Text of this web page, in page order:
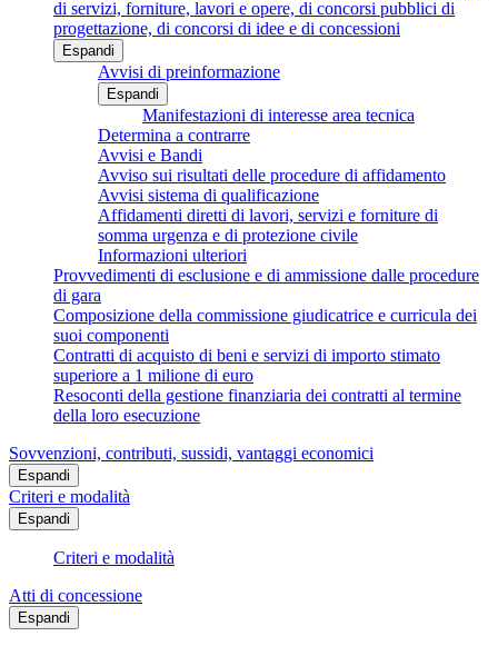
di servizi, forniture, lavori e opere, di concorsi pubblici di
progettazione, di concorsi di idee e di concessioni
Espandi
Avvisi di preinformazione
Espandi
Manifestazioni di interesse area tecnica
Determina a contrarre
Avvisi e Bandi
Avviso sui risultati delle procedure di affidamento
Avvisi sistema di qualificazione
Affidamenti diretti di lavori, servizi e forniture di
somma urgenza e di protezione civile
Informazioni ulteriori
Provvedimenti di esclusione e di ammissione dalle procedure
di gara
Composizione della commissione giudicatrice e curricula dei
suoi componenti
Contratti di acquisto di beni e servizi di importo stimato
superiore a 1 milione di euro
Resoconti della gestione finanziaria dei contratti al termine
della loro esecuzione
Sovvenzioni, contributi, sussidi, vantaggi economici
Espandi
Criteri e modalità
Espandi
Criteri e modalità
Atti di concessione
Espandi